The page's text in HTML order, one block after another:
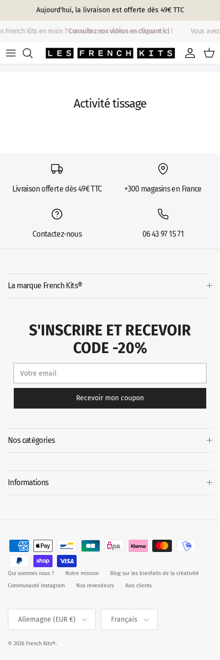
Aller au contenu
Aujourd'hui, la livraison est offerte dès 49€ TTC
French Kits en main ?Consultez nos vidéos en cliquant ici! Vous
Compte
Activité tissage
Livraison offerte dès 49€ TTC +300 magasins en France
Contactez-nous 06 43 97 15 71
La marque French Kits®
S'INSCRIRE ET RECEVOIR
CODE -20%
Recevoir mon coupon
Nos catégories
Informations
Qui sommes nous ? Notre mission
Blog sur les bienfaits de la créativité
Communauté Instagram
Nos revendeurs Avis clients
Allemagne (EUR €) Français
© 2026 French Kits®.